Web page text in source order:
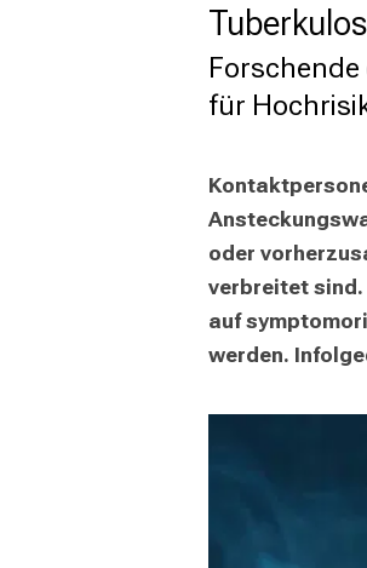
für
oder
verbreitet
auf
werden.